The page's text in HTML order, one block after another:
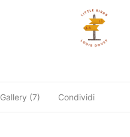
Gallery (7) Condividi